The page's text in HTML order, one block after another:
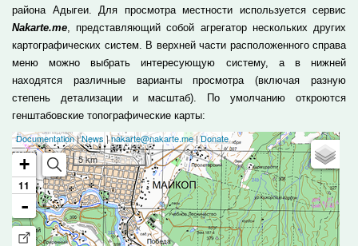
района Адыгеи. Для просмотра местности используется сервис
Nakarte.me, представляющий собой агрегатор нескольких других
картографических систем. В верхней части расположенного справа
меню можно выбрать интересующую систему, а в нижней
находятся различные варианты просмотра (включая разную
степень детализации и масштаб). По умолчанию откроются
генштабовские топографические карты: